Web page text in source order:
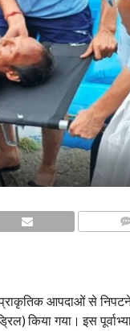
आपदाओं से
किया गया। इस